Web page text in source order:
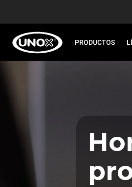
PRODUCTOS